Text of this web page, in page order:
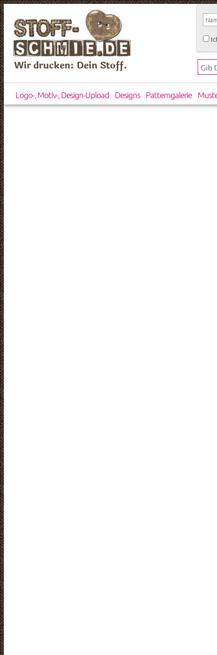
Wir drucken: Dein Stoff.
Logo-, Motiv-, Design-Upload Designs Patterngalerie